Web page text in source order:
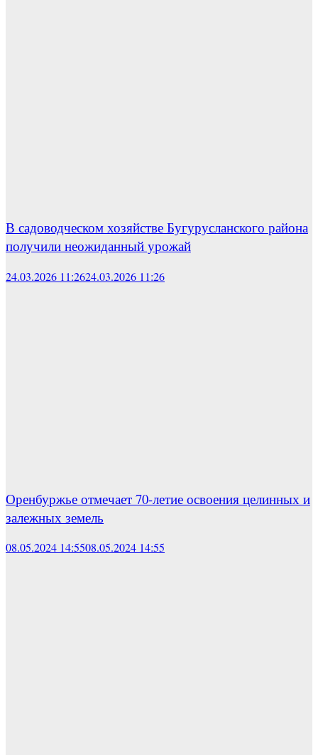
В садоводческом хозяйстве Бугурусланского района
получили неожиданный урожай
24.03.2026 11:2624.03.2026 11:26
Оренбуржье отмечает 70-летие освоения целинных и
залежных земель
08.05.2024 14:5508.05.2024 14:55